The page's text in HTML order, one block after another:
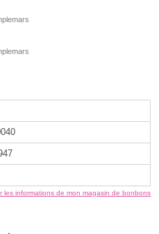
les informations de mon magasin de bonbons